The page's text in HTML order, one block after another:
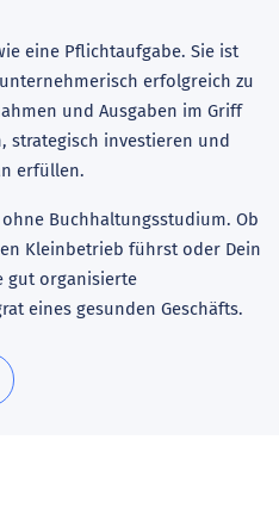
eine Pflichtaufgabe. Sie ist
erfolgreich zu
und Ausgaben im Griff
strategisch investieren und
erfüllen.
Buchhaltungsstudium. Ob
Kleinbetrieb führst oder Dein
gut organisierte
eines gesunden Geschäfts.